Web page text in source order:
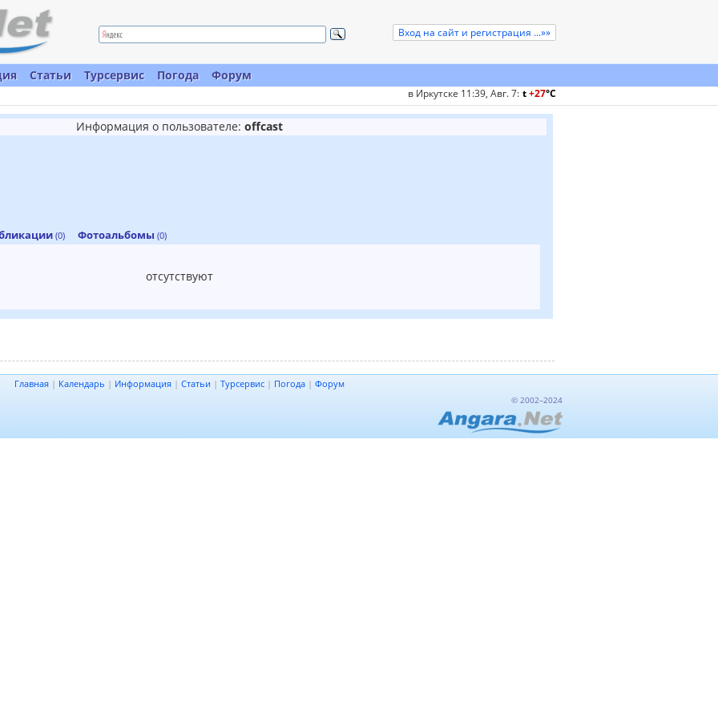
Вход на сайт и регистрация ...»»
Статьи Турсервис Погода Форум
в Иркутске 11:39, Авг. 7: t+27°C
Информация о пользователе: offcast
(0) Фотоальбомы (0)
отсутствуют
Главная | Календарь | Информация | Статьи | Турсервис | Погода | Форум
© 2002–2024